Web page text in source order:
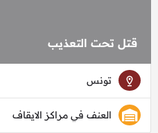
قتل تحت التعذيب
تونس
العنف في مراكز الايقاف